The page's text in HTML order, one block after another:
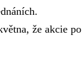
že akcie po